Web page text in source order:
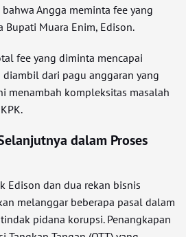
Angga meminta fee yang
Muara Enim, Edison.
fee yang diminta mencapai
dari pagu anggaran yang
menambah kompleksitas masalah
dalam Proses
Edison dan dua rekan bisnis
melanggar beberapa pasal dalam
pidana korupsi. Penangkapan